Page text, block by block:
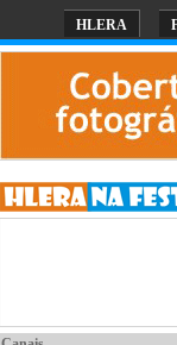
HLERA